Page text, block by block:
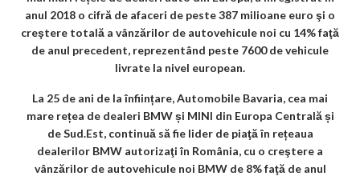
ks
anul 2018 o cifră de afaceri de peste 387 milioane euro şi o
creştere totală a vânzărilor de autovehicule noi cu 14% faţă
de anul precedent, reprezentând peste 7600 de vehicule
livrate la nivel european.
La 25 de ani de la înființare, Automobile Bavaria, cea mai
mare rețea de dealeri BMW și MINI din Europa Centrală și
de Sud.Est, continuă să fie lider de piaţă în rețeaua
dealerilor BMW autorizaţi în România, cu o creştere a
vânzărilor de autovehicule noi BMW de 8% faţă de anul